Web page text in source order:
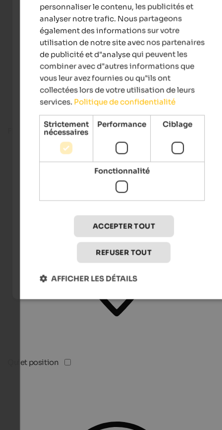
Fitness room
Quiet position
personnaliser le contenu, les publicités et
analyser notre trafic. Nous partageons
également des informations sur votre
utilisation de notre site avec nos partenaires
de publicité et d"analyse qui peuvent les
combiner avec d"autres informations que
vous leur avez fournies ou qu"ils ont
collectées lors de votre utilisation de leurs
services. Politique de confidentialité
Strictement
nécessaires
Performance Ciblage
Fonctionnalité
ACCEPTER TOUT
REFUSER TOUT
AFFICHER LES DÉTAILS